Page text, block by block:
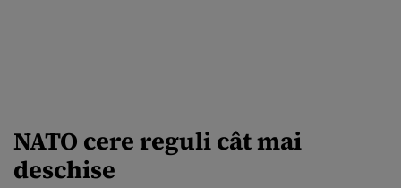
NATO cere reguli cât mai
deschise